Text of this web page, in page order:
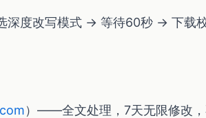
深度改写模式 → 等待60秒 → 下载
）——全文处理，7天无限修改